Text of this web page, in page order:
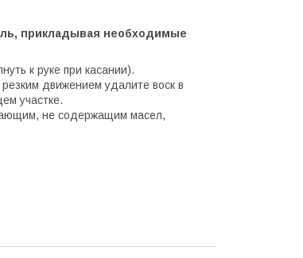
прикладывая необходимые
к руке при касании).
движением удалите воск в
участке.
не содержащим масел,